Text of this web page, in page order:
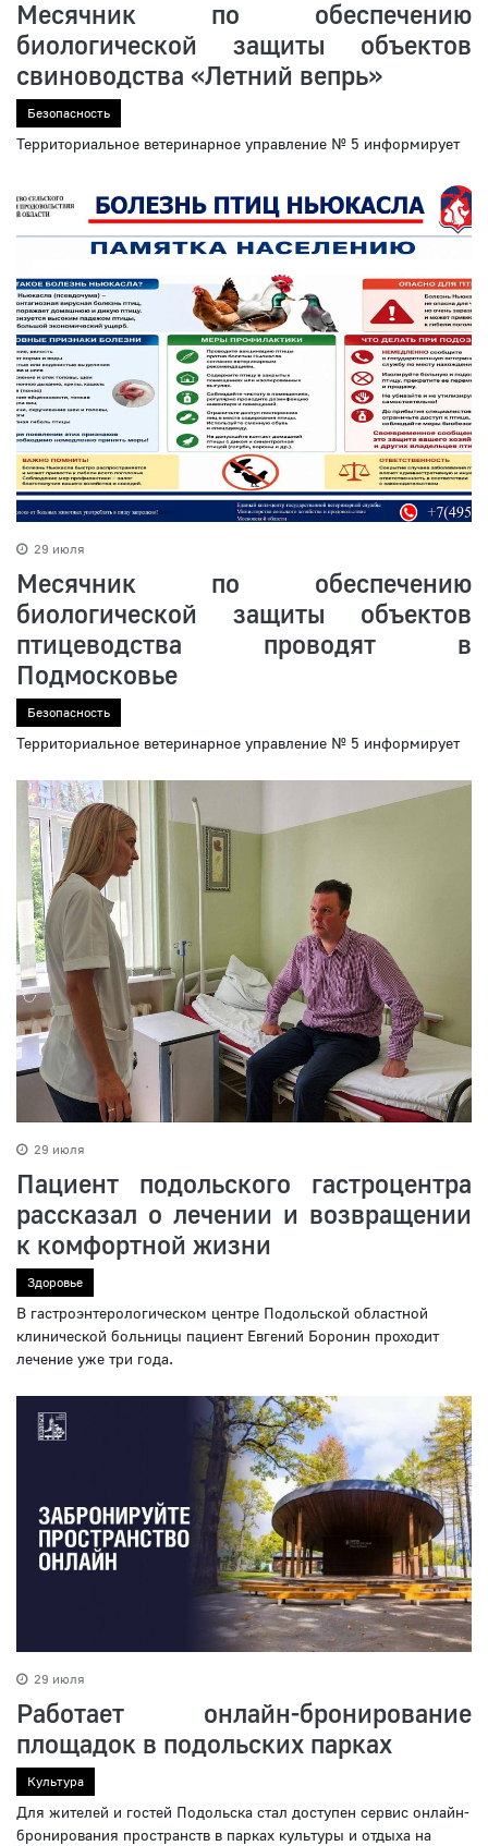
Месячник по обеспечению
биологической защиты объектов
свиноводства «Летний вепрь»
Безопасность
Территориальное ветеринарное управление № 5 информирует
29 июля
Месячник по обеспечению
биологической защиты объектов
птицеводства проводят в
Подмосковье
Безопасность
Территориальное ветеринарное управление № 5 информирует
29 июля
Пациент подольского гастроцентра
рассказал о лечении и возвращении
к комфортной жизни
Здоровье
В гастроэнтерологическом центре Подольской областной
клинической больницы пациент Евгений Боронин проходит
лечение уже три года.
29 июля
Работает онлайн-бронирование
площадок в подольских парках
Культура
Для жителей и гостей Подольска стал доступен сервис онлайн-
бронирования пространств в парках культуры и отдыха на